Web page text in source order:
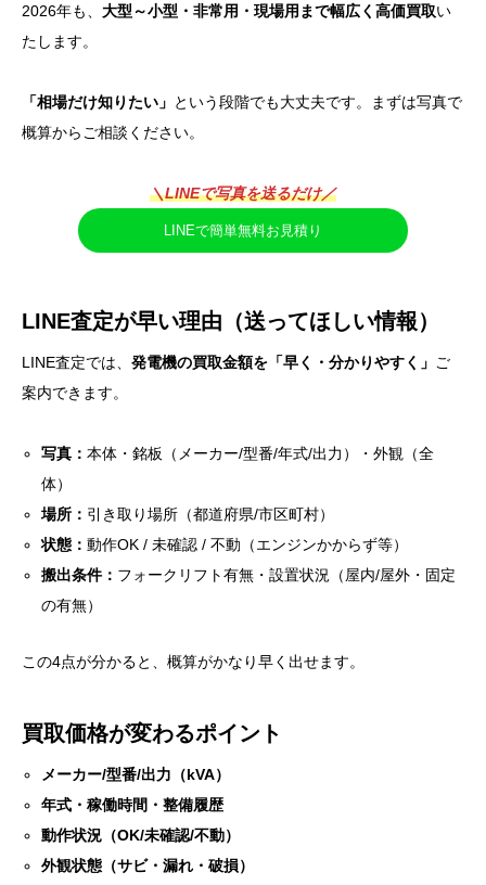
2026年も、 大型～小型・非常用・現場用まで幅広く高価買取い
たします。
「相場だけ知りたい」 という段階でも大丈夫です。まずは写真で
概算からご相談ください。
＼LINEで写真を送るだけ／
LINEで簡単無料お見積り
LINE査定が早い理由（送ってほしい情報）
LINE査定では、 発電機の買取金額を「早く・分かりやすく」 ご
案内できます。
写真：本体・銘板（メーカー/型番/年式/出力）・外観（全
体）
場所： 引き取り場所（都道府県/市区町村）
状態：動作OK / 未確認 / 不動（エンジンかからず等）
搬出条件： フォークリフト有無・設置状況（屋内/屋外・固定
の有無）
この4点が分かると、概算がかなり早く出せます。
買取価格が変わるポイント
メーカー/型番/出力（kVA）
年式・稼働時間・整備履歴
動作状況（OK/未確認/不動）
外観状態（サビ・漏れ・破損）